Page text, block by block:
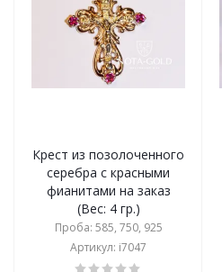
Крест из позолоченного
серебра с красными
фианитами на заказ
(Вес: 4 гр.)
Проба: 585, 750, 925
Артикул: i7047